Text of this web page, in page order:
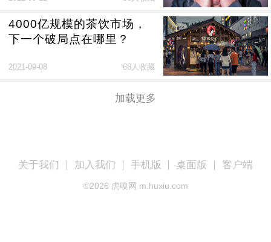
4000亿规模的茶饮市场，
下一个破局点在哪里？
2021-09-08 68人收藏
加载更多
关于我们 加入我们 手机版 桌面版 客户端
©2026 虎嗅网 m.huxiu.com